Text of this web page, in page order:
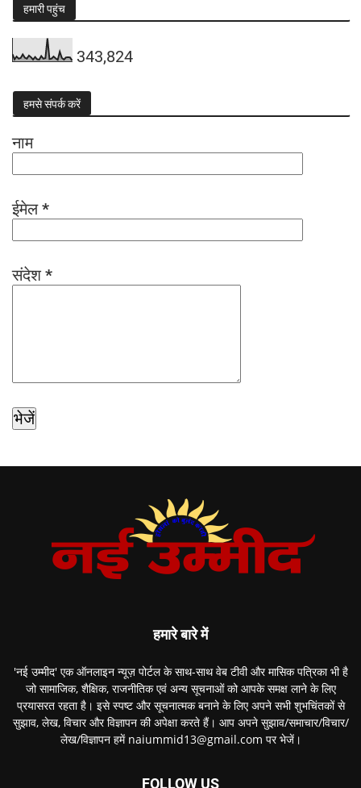
हमारी पहुंच
343,824
हमसे संपर्क करें
नाम
ईमेल*
संदेश*
हमारे बारे में
'नई उम्मीद' एक ऑनलाइन न्यूज़ पोर्टल के साथ-साथ वेब टीवी और मासिक पत्रिका भी है
जो सामाजिक, शैक्षिक, राजनीतिक एवं अन्य सूचनाओं को आपके समक्ष लाने के लिए
प्रयासरत रहता है। इसे स्पष्ट और सूचनात्मक बनाने के लिए अपने सभी शुभचिंतकों से
सुझाव, लेख, विचार और विज्ञापन की अपेक्षा करते हैं। आप अपने सुझाव/समाचार/विचार/
लेख/विज्ञापन हमें naiummid13@gmail.com पर भेजें।
FOLLOW US